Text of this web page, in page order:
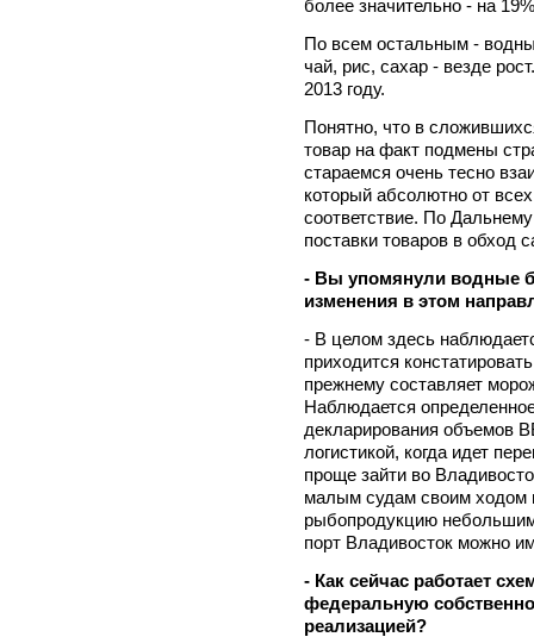
более значительно - на
По всем остальным -
чай, рис, сахар - везде
2013 году.
Понятно, что в
товар на факт подмены
стараемся очень тесно
который абсолютно от
соответствие. По
поставки товаров в обход
- Вы упомянули водные
изменения в этом
- В целом здесь
приходится
прежнему составляет
Наблюдается
декларирования объемов
логистикой, когда идет
проще зайти во
малым судам своим ходом
рыбопродукцию
порт Владивосток можно
- Как сейчас работает
федеральную
реализацией?